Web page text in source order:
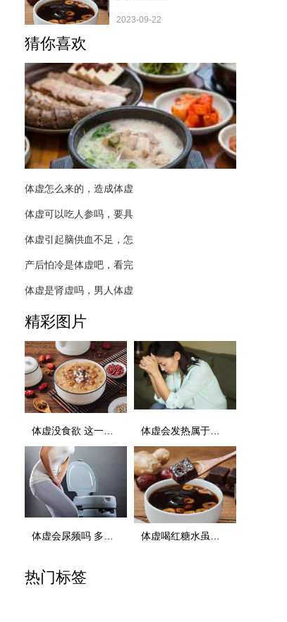
2023-09-22
猜你喜欢
体虚怎么来的，造成体虚
体虚可以吃人参吗，要具
体虚引起脑供血不足，怎
产后怕冷是体虚吧，看完
体虚是肾虚吗，男人体虚
精彩图片
热门标签